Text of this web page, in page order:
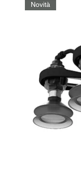
Novità